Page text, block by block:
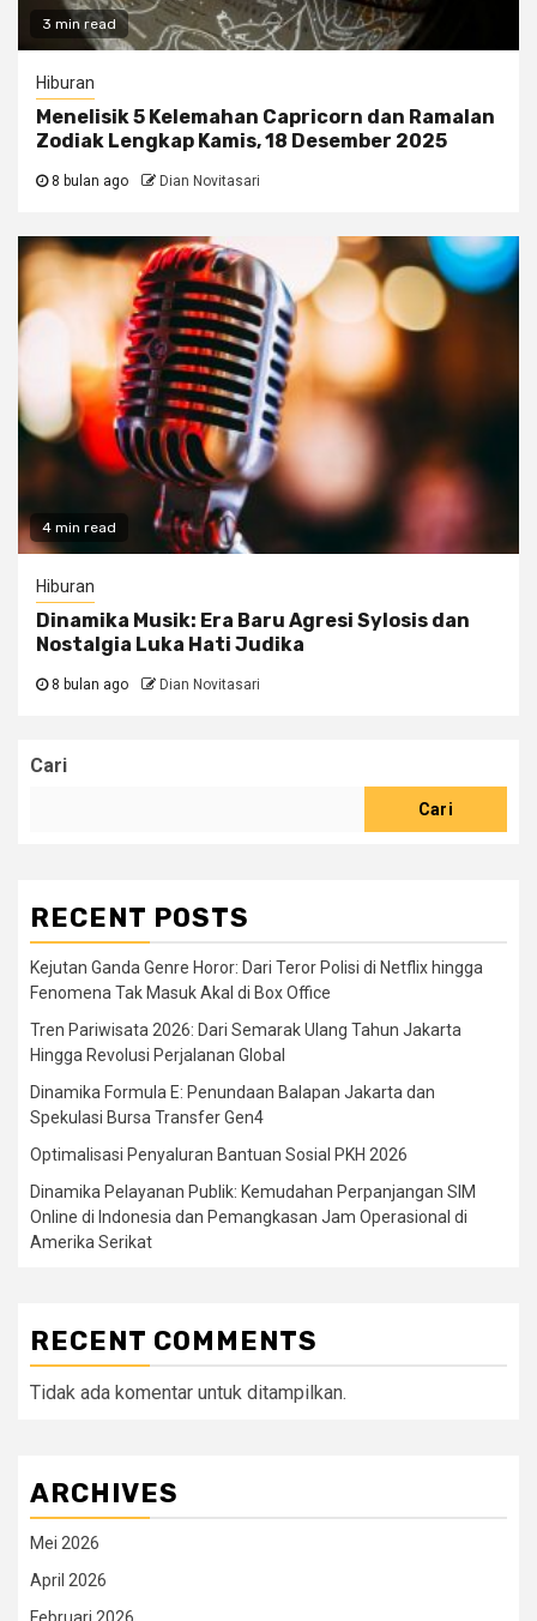
3 min read
Hiburan
Menelisik 5 Kelemahan Capricorn dan Ramalan
Zodiak Lengkap Kamis, 18 Desember 2025
8 bulan ago Dian Novitasari
4 min read
Hiburan
Dinamika Musik: Era Baru Agresi Sylosis dan
Nostalgia Luka Hati Judika
8 bulan ago Dian Novitasari
Cari
Cari
RECENT POSTS
Kejutan Ganda Genre Horor: Dari Teror Polisi di Netflix hingga
Fenomena Tak Masuk Akal di Box Office
Tren Pariwisata 2026: Dari Semarak Ulang Tahun Jakarta
Hingga Revolusi Perjalanan Global
Dinamika Formula E: Penundaan Balapan Jakarta dan
Spekulasi Bursa Transfer Gen4
Optimalisasi Penyaluran Bantuan Sosial PKH 2026
Dinamika Pelayanan Publik: Kemudahan Perpanjangan SIM
Online di Indonesia dan Pemangkasan Jam Operasional di
Amerika Serikat
RECENT COMMENTS
Tidak ada komentar untuk ditampilkan.
ARCHIVES
Mei 2026
April 2026